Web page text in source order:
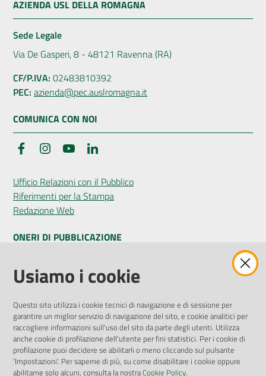
AZIENDA USL DELLA ROMAGNA
Sede Legale
Via De Gasperi, 8 - 48121 Ravenna (RA)
CF/P.IVA: 02483810392
PEC: azienda@pec.auslromagna.it
COMUNICA CON NOI
FacebookInstagramYouTube
Ufficio Relazioni con il Pubblico
Riferimenti per la Stampa
Redazione Web
ONERI DI PUBBLICAZIONE
Amministrazione Trasparente
Pubblicità legale
Privacy Policy
Attuazione Misure PNRR
Liste di Attesa
ENTI, IMPRESE E PARTNER
Usiamo i cookie
Questo sito utilizza i cookie tecnici di navigazione e di sessione per
garantire un miglior servizio di navigazione del sito, e cookie analitici per
raccogliere informazioni sull'uso del sito da parte degli utenti. Utilizza
anche cookie di profilazione dell'utente per fini statistici. Per i cookie di
profilazione puoi decidere se abilitarli o meno cliccando sul pulsante
'Impostazioni'. Per saperne di più, su come disabilitare i cookie oppure
abilitarne solo alcuni, consulta la nostraCookie Policy.